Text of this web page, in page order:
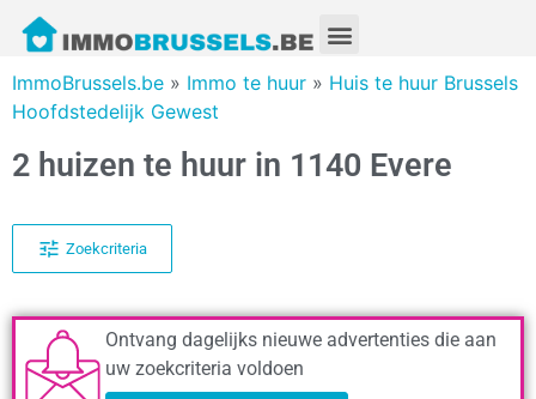
ImmoBrussels.be » Immo te huur » Huis te huur Brussels
Hoofdstedelijk Gewest
2 huizen te huur in 1140 Evere
Zoekcriteria
Ontvang dagelijks nieuwe advertenties die aan
uw zoekcriteria voldoen